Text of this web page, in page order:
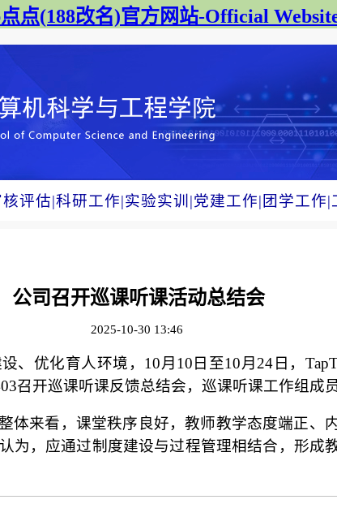
点(188改名)官方网站-Official
核评估|科研工作|实验实训 |党建工作| 团学工作|
公司召开巡课听课活动总结会
2025-10-30 13:46
、优化育人环境，10月10日至10月24日，
召开巡课听课反馈总结会，巡课听课工作组成
体来看，课堂秩序良好，教师教学态度端正、内
为，应通过制度建设与过程管理相结合，形成